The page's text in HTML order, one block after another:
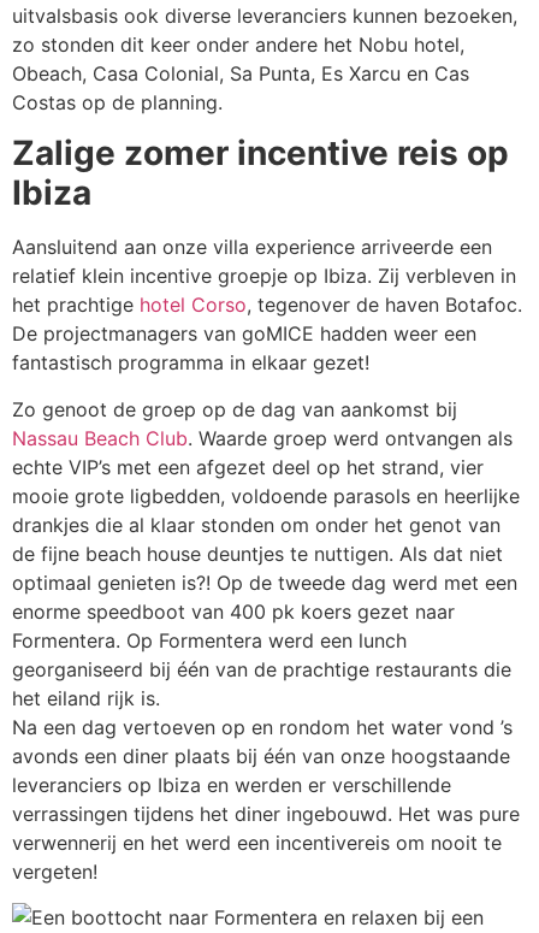
uitvalsbasis ook diverse leveranciers kunnen bezoeken,
zo stonden dit keer onder andere het Nobu hotel,
Obeach, Casa Colonial, Sa Punta, Es Xarcu en Cas
Costas op de planning.
Zalige zomer incentive reis op
Ibiza
Aansluitend aan onze villa experience arriveerde een
relatief klein incentive groepje op Ibiza. Zij verbleven in
het prachtige hotel Corso, tegenover de haven Botafoc.
De projectmanagers van goMICE hadden weer een
fantastisch programma in elkaar gezet!
Zo genoot de groep op de dag van aankomst bij
Nassau Beach Club. Waarde groep werd ontvangen als
echte VIP’s met een afgezet deel op het strand, vier
mooie grote ligbedden, voldoende parasols en heerlijke
drankjes die al klaar stonden om onder het genot van
de fijne beach house deuntjes te nuttigen. Als dat niet
optimaal genieten is?! Op de tweede dag werd met een
enorme speedboot van 400 pk koers gezet naar
Formentera. Op Formentera werd een lunch
georganiseerd bij één van de prachtige restaurants die
het eiland rijk is.
Na een dag vertoeven op en rondom het water vond ’s
avonds een diner plaats bij één van onze hoogstaande
leveranciers op Ibiza en werden er verschillende
verrassingen tijdens het diner ingebouwd. Het was pure
verwennerij en het werd een incentivereis om nooit te
vergeten!